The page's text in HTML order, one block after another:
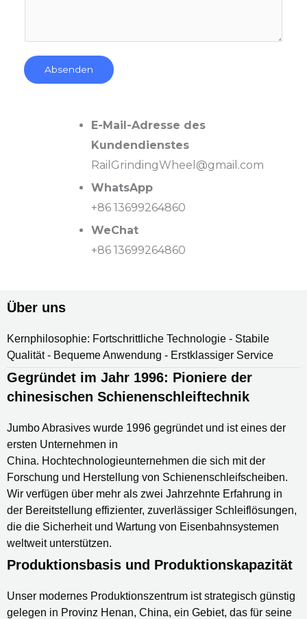
i
l
Absenden
E-Mail-Adresse des
Kundendienstes
RailGrindingWheel@gmail.com
WhatsApp
+86 13699264860
WeChat
+86 13699264860
Über uns
Kernphilosophie: Fortschrittliche Technologie - Stabile
Qualität - Bequeme Anwendung - Erstklassiger Service
Gegründet im Jahr 1996: Pioniere der
chinesischen Schienenschleiftechnik
Jumbo Abrasives wurde 1996 gegründet und ist eines der
ersten Unternehmen in
China. Hochtechnologieunternehmen die sich mit der
Forschung und Herstellung von Schienenschleifscheiben.
Wir verfügen über mehr als zwei Jahrzehnte Erfahrung in
der Bereitstellung effizienter, zuverlässiger Schleiflösungen,
die die Sicherheit und Wartung von Eisenbahnsystemen
weltweit unterstützen.
Produktionsbasis und Produktionskapazität
Unser modernes Produktionszentrum ist strategisch günstig
gelegen in Provinz Henan, China, ein Gebiet, das für seine